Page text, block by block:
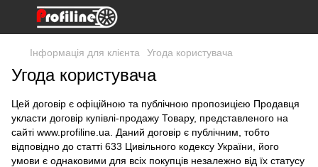
Інформація для клієнта Угода користувача
Угода користувача
Цей договір є офіційною та публічною пропозицією Продавця
укласти договір купівлі-продажу Товару, представленого на
сайті www.profiline.ua. Даний договір є публічним, тобто
відповідно до статті 633 Цивільного кодексу України, його
умови є однаковими для всіх покупців незалежно від їх статусу